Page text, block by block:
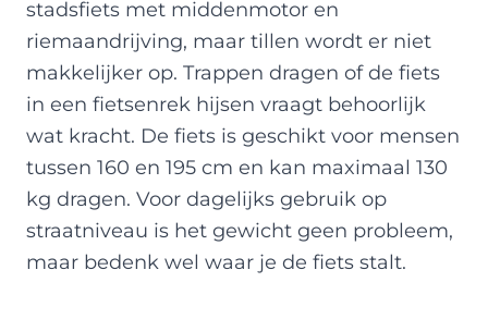
stadsfiets met middenmotor en
riemaandrijving, maar tillen wordt er niet
makkelijker op. Trappen dragen of de fiets
in een fietsenrek hijsen vraagt behoorlijk
wat kracht. De fiets is geschikt voor mensen
tussen 160 en 195 cm en kan maximaal 130
kg dragen. Voor dagelijks gebruik op
straatniveau is het gewicht geen probleem,
maar bedenk wel waar je de fiets stalt.